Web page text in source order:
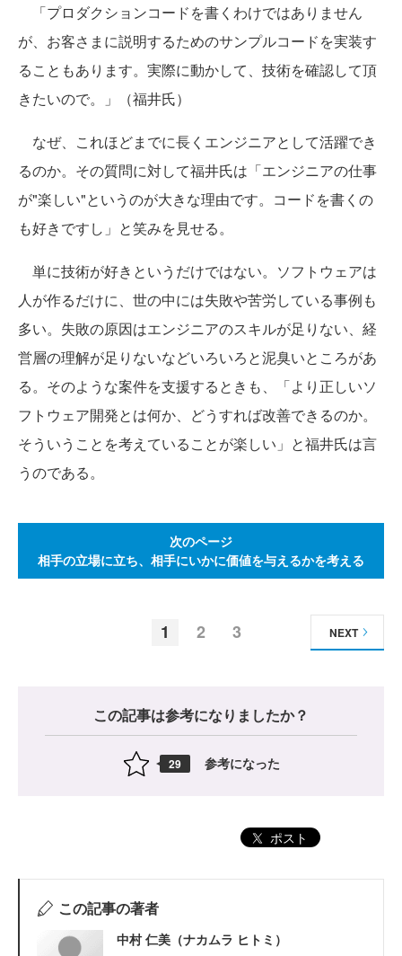
「プロダクションコードを書くわけではありません
が、お客さまに説明するためのサンプルコードを実装す
ることもあります。実際に動かして、技術を確認して頂
きたいので。」（福井氏）
なぜ、これほどまでに長くエンジニアとして活躍でき
るのか。その質問に対して福井氏は「エンジニアの仕事
が"楽しい"というのが大きな理由です。コードを書くの
も好きですし」と笑みを見せる。
単に技術が好きというだけではない。ソフトウェアは
人が作るだけに、世の中には失敗や苦労している事例も
多い。失敗の原因はエンジニアのスキルが足りない、経
営層の理解が足りないなどいろいろと泥臭いところがあ
る。そのような案件を支援するときも、「より正しいソ
フトウェア開発とは何か、どうすれば改善できるのか。
そういうことを考えていることが楽しい」と福井氏は言
うのである。
次のページ
相手の立場に立ち、相手にいかに価値を与えるかを考える
1 2 3 NEXT
この記事は参考になりましたか？
29 参考になった
ポスト
この記事の著者
中村 仁美（ナカムラ ヒトミ）